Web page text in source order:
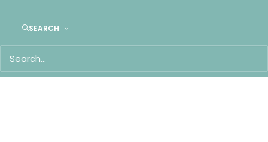
SEARCH